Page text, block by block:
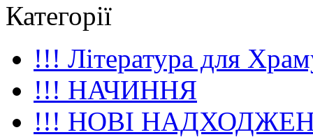
Категорії
!!! Література для
!!! НАЧИННЯ
!!! НОВІ